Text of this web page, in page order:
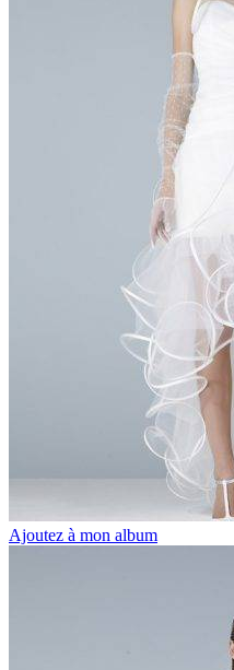
Ajoutez à mon album